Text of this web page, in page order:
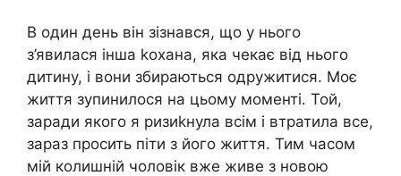
В один день він зізнався, що у нього
з’явилася інша kохана, яка чекає від нього
дитину, і вони збираються одружитися. Моє
життя зупинилося на цьому моменті. Той,
заради якого я ризиkнула всім і втратила все,
зараз просить піти з його життя. Тим часом
мій колишній чоловік вже живе з новою